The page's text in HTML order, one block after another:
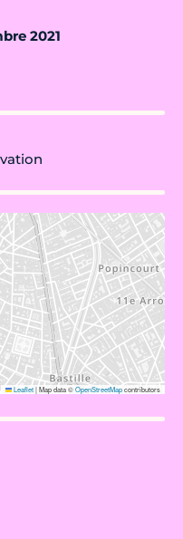
2021
Leaflet|Map data ©OpenStreetMapcontributors